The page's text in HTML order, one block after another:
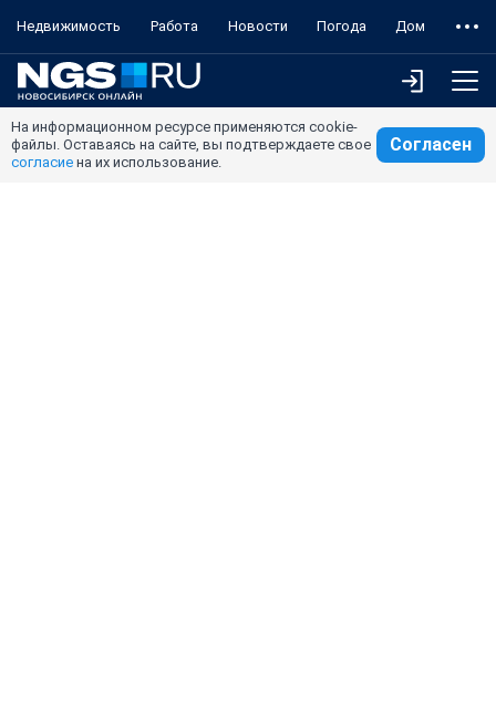
Недвижимость Работа Новости Погода Дом
На информационном ресурсе применяются cookie-
файлы. Оставаясь на сайте, вы подтверждаете свое
согласие на их использование.
Согласен